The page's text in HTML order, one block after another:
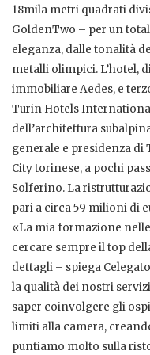
18mila metri quadrati
GoldenTwo – per un
eleganza, dalle tonalità
metalli olimpici. L’hotel,
immobiliare Aedes, e
Turin Hotels
dell’architettura
generale e presidenza di
City torinese, a pochi
Solferino. La
pari a circa 59 milioni di
«La mia formazione
cercare sempre il top
dettagli – spiega
la qualità dei nostri
saper coinvolgere gli
limiti alla camera,
puntiamo molto sulla